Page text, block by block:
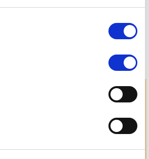
De Paardendrogist worden we
visie: het leveren van producten van
Wij helpen je graag, doen wat wij